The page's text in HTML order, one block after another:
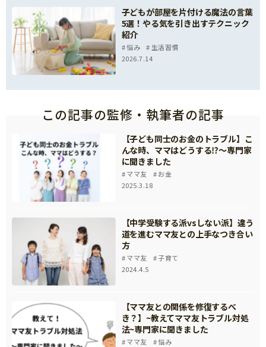
子どもが部屋を片付ける魔法の言葉
5選！やる気を引き出すテクニック
紹介
悩み
生活習慣
2026.7.14
この記事の監修・執筆者の記事
【子ども同士のお金のトラブル】こ
んな時、ママはどうする⁉～専門家
に聞きました
ママ友
お金
2025.3.18
【中学受験する派vsしない派】違う
道を進むママ友との上手なつき合い
方
ママ友
子育て
2024.4.5
【ママ友との関係を修復するべ
き？】~教えてママ友トラブル対処
法~専門家に聞きました
ママ友
悩み